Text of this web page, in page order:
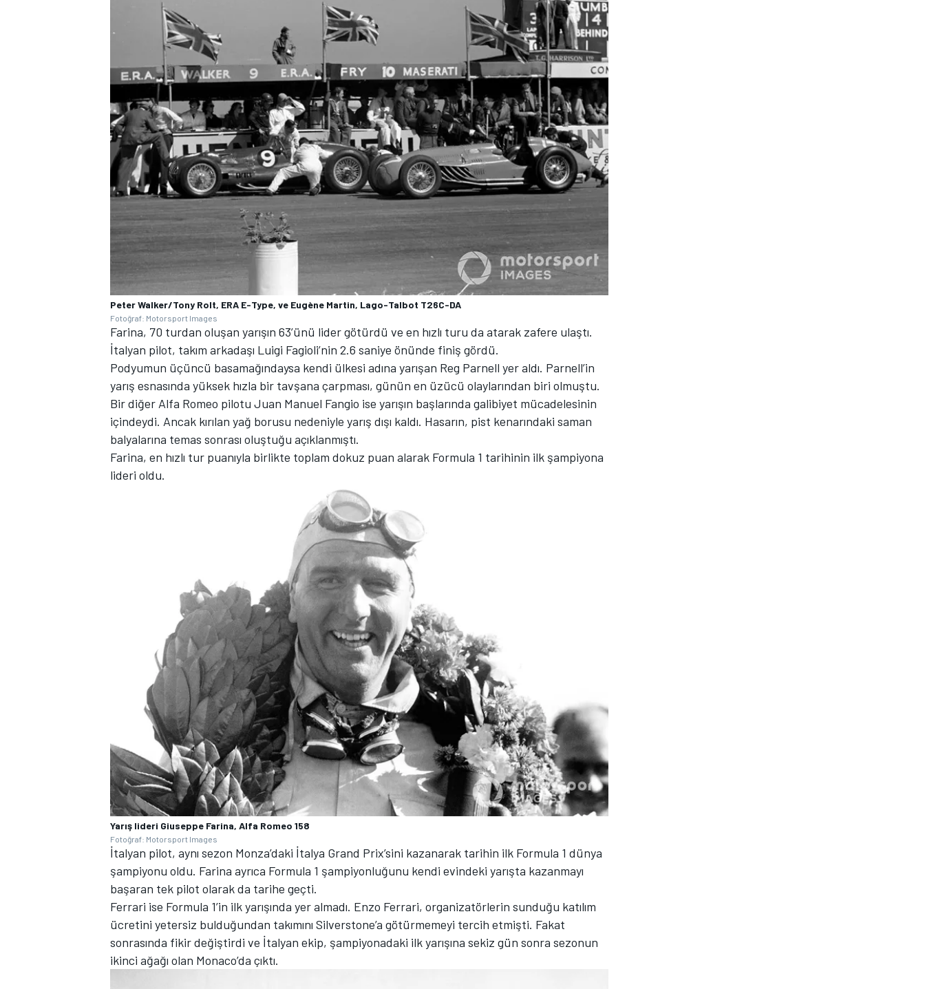
Peter Walker/Tony Rolt, ERA E-Type, ve Eugène Martin, Lago-Talbot T26C-DA
Fotoğraf: Motorsport Images
Farina, 70 turdan oluşan yarışın 63’ünü lider götürdü ve en hızlı turu da atarak zafere ulaştı.
İtalyan pilot, takım arkadaşı Luigi Fagioli’nin 2.6 saniye önünde finiş gördü.
Podyumun üçüncü basamağındaysa kendi ülkesi adına yarışan Reg Parnell yer aldı. Parnell’in
yarış esnasında yüksek hızla bir tavşana çarpması, günün en üzücü olaylarından biri olmuştu.
Bir diğer Alfa Romeo pilotu Juan Manuel Fangio ise yarışın başlarında galibiyet mücadelesinin
içindeydi. Ancak kırılan yağ borusu nedeniyle yarış dışı kaldı. Hasarın, pist kenarındaki saman
balyalarına temas sonrası oluştuğu açıklanmıştı.
Farina, en hızlı tur puanıyla birlikte toplam dokuz puan alarak Formula 1 tarihinin ilk şampiyona
lideri oldu.
Yarış lideri Giuseppe Farina, Alfa Romeo 158
Fotoğraf: Motorsport Images
İtalyan pilot, aynı sezon Monza’daki İtalya Grand Prix’sini kazanarak tarihin ilk Formula 1 dünya
şampiyonu oldu. Farina ayrıca Formula 1 şampiyonluğunu kendi evindeki yarışta kazanmayı
başaran tek pilot olarak da tarihe geçti.
Ferrari ise Formula 1’in ilk yarışında yer almadı. Enzo Ferrari, organizatörlerin sunduğu katılım
ücretini yetersiz bulduğundan takımını Silverstone’a götürmemeyi tercih etmişti. Fakat
sonrasında fikir değiştirdi ve İtalyan ekip, şampiyonadaki ilk yarışına sekiz gün sonra sezonun
ikinci ağağı olan Monaco’da çıktı.